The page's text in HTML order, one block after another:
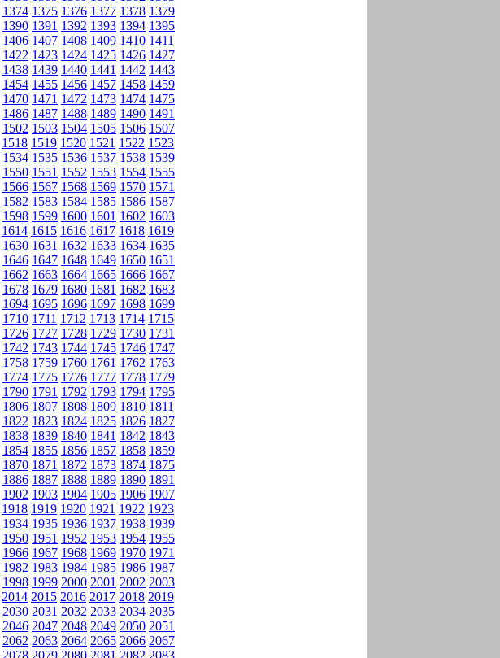
1374 1375 1376 1377 1378 1379
1390 1391 1392 1393 1394 1395
1406 1407 1408 1409 1410 1411
1422 1423 1424 1425 1426 1427
1438 1439 1440 1441 1442 1443
1454 1455 1456 1457 1458 1459
1470 1471 1472 1473 1474 1475
1486 1487 1488 1489 1490 1491
1502 1503 1504 1505 1506 1507
1518 1519 1520 1521 1522 1523
1534 1535 1536 1537 1538 1539
1550 1551 1552 1553 1554 1555
1566 1567 1568 1569 1570 1571
1582 1583 1584 1585 1586 1587
1598 1599 1600 1601 1602 1603
1614 1615 1616 1617 1618 1619
1630 1631 1632 1633 1634 1635
1646 1647 1648 1649 1650 1651
1662 1663 1664 1665 1666 1667
1678 1679 1680 1681 1682 1683
1694 1695 1696 1697 1698 1699
1710 1711 1712 1713 1714 1715
1726 1727 1728 1729 1730 1731
1742 1743 1744 1745 1746 1747
1758 1759 1760 1761 1762 1763
1774 1775 1776 1777 1778 1779
1790 1791 1792 1793 1794 1795
1806 1807 1808 1809 1810 1811
1822 1823 1824 1825 1826 1827
1838 1839 1840 1841 1842 1843
1854 1855 1856 1857 1858 1859
1870 1871 1872 1873 1874 1875
1886 1887 1888 1889 1890 1891
1902 1903 1904 1905 1906 1907
1918 1919 1920 1921 1922 1923
1934 1935 1936 1937 1938 1939
1950 1951 1952 1953 1954 1955
1966 1967 1968 1969 1970 1971
1982 1983 1984 1985 1986 1987
1998 1999 2000 2001 2002 2003
2014 2015 2016 2017 2018 2019
2030 2031 2032 2033 2034 2035
2046 2047 2048 2049 2050 2051
2062 2063 2064 2065 2066 2067
2078 2079 2080 2081 2082 2083